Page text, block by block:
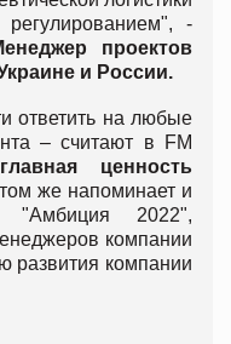
-
проектов
и России.
ответить на любые
– считают в FM
ценность
же напоминает и
"Амбиция 2022",
компании
развития компании